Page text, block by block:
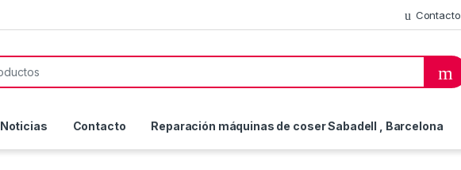
Contacto
Noticias Contacto Reparación máquinas de coser Sabadell , Barcelona